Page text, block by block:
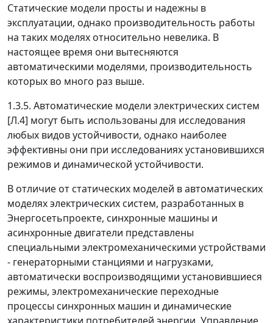
Статические модели просты и надежны в
эксплуатации, однако производительность работы
на таких моделях относительно невелика. В
настоящее время они вытесняются
автоматическими моделями, производительность
которых во много раз выше.
1.3.5. Автоматические модели электрических систем
[Л.4] могут быть использованы для исследования
любых видов устойчивости, однако наиболее
эффективны они при исследованиях установившихся
режимов и динамической устойчивости.
В отличие от статических моделей в автоматических
моделях электрических систем, разработанных в
Энергосетьпроекте, синхронные машины и
асинхронные двигатели представлены
специальными электромеханическими устройствами
- генераторными станциями и нагрузками,
автоматически воспроизводящими установившиеся
режимы, электромеханические переходные
процессы синхронных машин и динамические